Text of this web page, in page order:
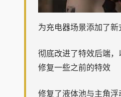
为充电器场景添加了
彻底改进了特效后端
修复一些之前的特效
修复了液体池与主角